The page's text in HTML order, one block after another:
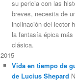
su pericia con las
breves, necesita de
inclinación del lector
la fantasía épica más
clásica.
2015
Vida en tiempo de
de Lucius Shepard